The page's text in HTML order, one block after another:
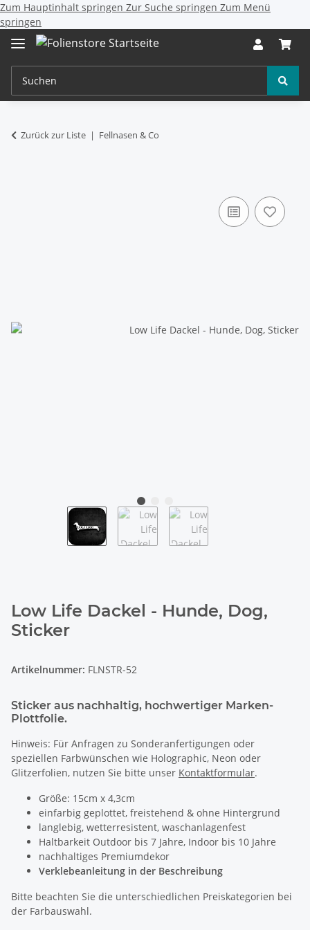
Zum Hauptinhalt springen Zur Suche springen Zum Menü
springen
Zurück zur Liste Fellnasen & Co
Low Life Dackel - Hunde, Dog,
Sticker
Artikelnummer: FLNSTR-52
Sticker aus nachhaltig, hochwertiger Marken-
Plottfolie.
Hinweis: Für Anfragen zu Sonderanfertigungen oder
speziellen Farbwünschen wie Holographic, Neon oder
Glitzerfolien, nutzen Sie bitte unser Kontaktformular.
Größe: 15cm x 4,3cm
einfarbig geplottet, freistehend & ohne Hintergrund
langlebig, wetterresistent, waschanlagenfest
Haltbarkeit Outdoor bis 7 Jahre, Indoor bis 10 Jahre
nachhaltiges Premiumdekor
Verklebeanleitung in der Beschreibung
Bitte beachten Sie die unterschiedlichen Preiskategorien bei
der Farbauswahl.